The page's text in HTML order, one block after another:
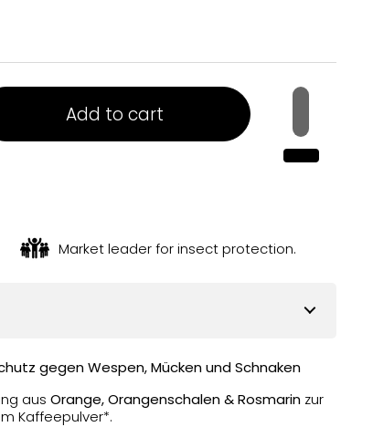
Add to cart
Market leader for insect protection.
gegen Wespen, Mücken und Schnaken
aus Orange, Orangenschalen & Rosmarin zur
Kaffeepulver*.